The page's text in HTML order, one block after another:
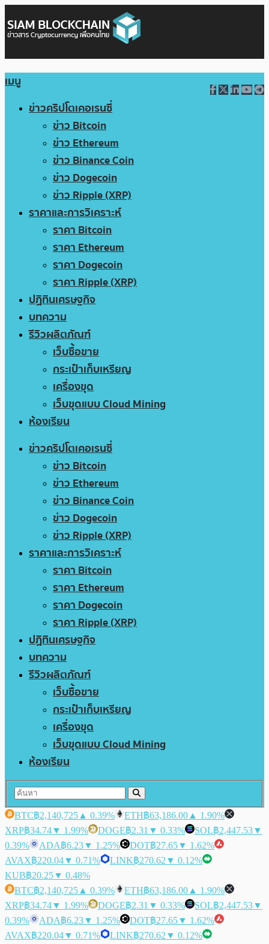
เมนู
ข่าวคริปโตเคอเรนซี่
ข่าว Bitcoin
ข่าว Ethereum
ข่าว Binance Coin
ข่าว Dogecoin
ข่าว Ripple (XRP)
ราคาและการวิเคราะห์
ราคา Bitcoin
ราคา Ethereum
ราคา Dogecoin
ราคา Ripple (XRP)
ปฏิทินเศรษฐกิจ
บทความ
รีวิวผลิตภัณฑ์
เว็บซื้อขาย
กระเป๋าเก็บเหรียญ
เครื่องขุด
เว็บขุดแบบ Cloud Mining
ห้องเรียน
ข่าวคริปโตเคอเรนซี่
ข่าว Bitcoin
ข่าว Ethereum
ข่าว Binance Coin
ข่าว Dogecoin
ข่าว Ripple (XRP)
ราคาและการวิเคราะห์
ราคา Bitcoin
ราคา Ethereum
ราคา Dogecoin
ราคา Ripple (XRP)
ปฏิทินเศรษฐกิจ
บทความ
รีวิวผลิตภัณฑ์
เว็บซื้อขาย
กระเป๋าเก็บเหรียญ
เครื่องขุด
เว็บขุดแบบ Cloud Mining
ห้องเรียน
BTC฿2,140,725 ▲ 0.39% ETH฿63,186.00 ▲ 1.90%
XRP฿34.74▼ 1.99% DOGE฿2.31 ▼ 0.33% SOL฿2,447.53▼
0.39%
ADA฿6.23▼ 1.25% DOT฿27.65▼ 1.62%
AVAX฿220.04▼ 0.71% LINK฿270.62 ▼ 0.12%
KUB฿20.25▼ 0.48%
BTC฿2,140,725 ▲ 0.39% ETH฿63,186.00 ▲ 1.90%
XRP฿34.74▼ 1.99% DOGE฿2.31 ▼ 0.33% SOL฿2,447.53▼
0.39%
ADA฿6.23▼ 1.25% DOT฿27.65▼ 1.62%
AVAX฿220.04▼ 0.71% LINK฿270.62 ▼ 0.12%